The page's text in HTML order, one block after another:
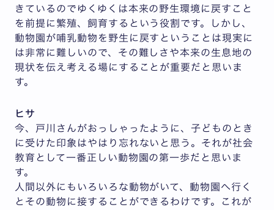
きているのでゆくゆくは本来の野生環境に戻すこと
を前提に繁殖、飼育するという役割です。しかし、
動物園が哺乳動物を野生に戻すということは現実に
は非常に難しいので、その難しさや本来の生息地の
現状を伝え考える場にすることが重要だと思いま
す。
ヒサ
今、戸川さんがおっしゃったように、子どものとき
に受けた印象はやはり忘れないと思う。それが社会
教育として一番正しい動物園の第一歩だと思いま
す。
人間以外にもいろいろな動物がいて、動物園へ行く
とその動物に接することができるわけです。これが